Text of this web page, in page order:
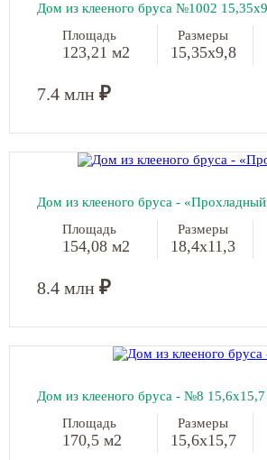
Дом из клееного бруса №1002
Площадь
123,21 м2
Размеры
15,35х9,8
7.4 млн ₽
Дом из клееного бруса -
Площадь
154,08 м2
Размеры
18,4х11,3
8.4 млн ₽
Дом из клееного бруса - №8
Площадь
170,5 м2
Размеры
15,6х15,7